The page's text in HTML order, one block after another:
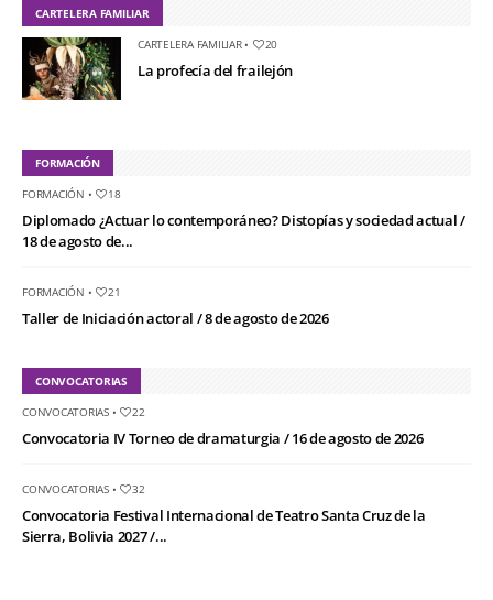
CARTELERA FAMILIAR
CARTELERA FAMILIAR• 20
La profecía del frailejón
FORMACIÓN
FORMACIÓN • 18
Diplomado ¿Actuar lo contemporáneo? Distopías y sociedad actual /
18 de agosto de...
FORMACIÓN • 21
Taller de Iniciación actoral / 8 de agosto de 2026
CONVOCATORIAS
CONVOCATORIAS• 22
Convocatoria IV Torneo de dramaturgia / 16 de agosto de 2026
CONVOCATORIAS• 32
Convocatoria Festival Internacional de Teatro Santa Cruz de la
Sierra, Bolivia 2027 /...